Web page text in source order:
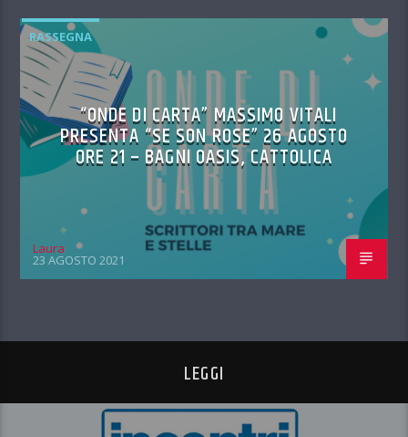
RASSEGNA
“ONDE DI CARTA” MASSIMO VITALI
PRESENTA “SE SON ROSE” 26 AGOSTO
ORE 21 – BAGNI OASIS, CATTOLICA
Laura
23 AGOSTO 2021
LEGGI